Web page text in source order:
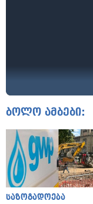
ბოლო ამბები:
საზოგადოება